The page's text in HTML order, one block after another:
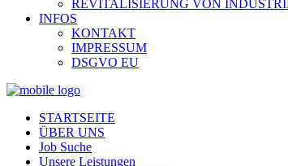
REVITALISIERUNG VON
INFOS
KONTAKT
IMPRESSUM
DSGVO EU
STARTSEITE
ÜBER UNS
Job Suche
Unsere Leistungen